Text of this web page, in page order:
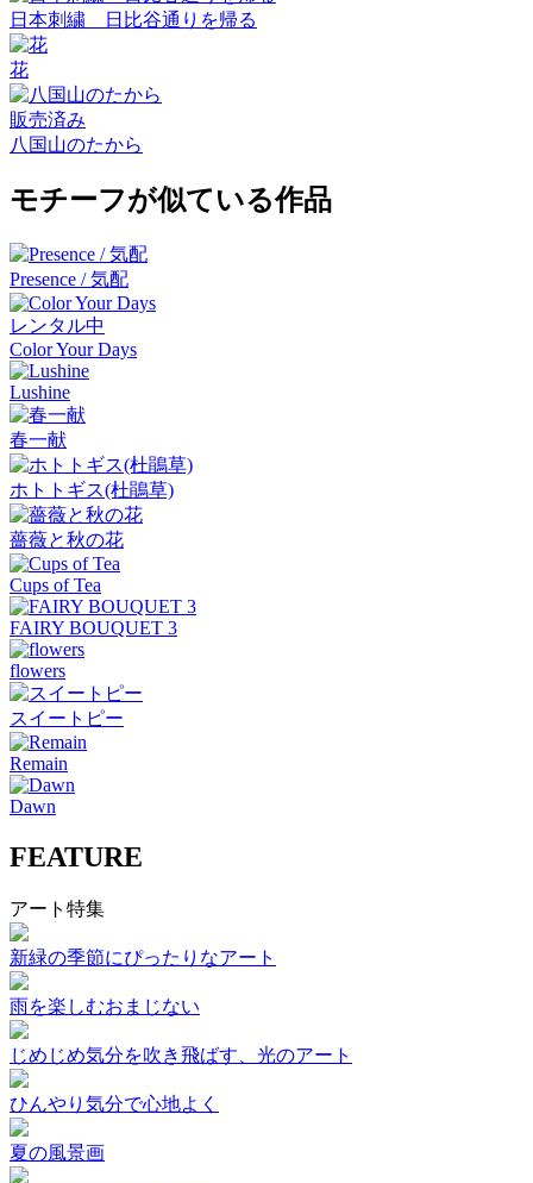
日本刺繍 日比谷通りを帰る
花
販売済み
八国山のたから
モチーフが似ている作品
Presence / 気配
レンタル中
Color Your Days
Lushine
春一献
ホトトギス(杜鵑草)
薔薇と秋の花
Cups of Tea
FAIRY BOUQUET 3
flowers
スイートピー
Remain
Dawn
FEATURE
アート特集
新緑の季節にぴったりなアート
雨を楽しむおまじない
じめじめ気分を吹き飛ばす、光のアート
ひんやり気分で心地よく
夏の風景画